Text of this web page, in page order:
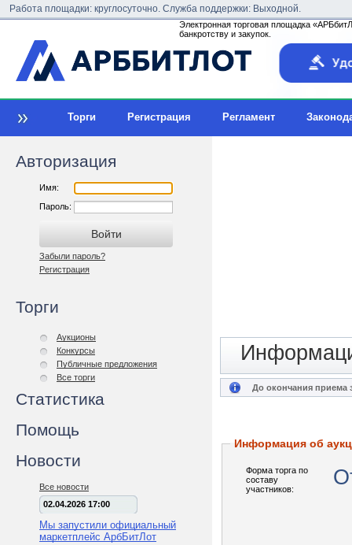
Работа площадки: круглосуточно. Служба поддержки: Выходной.
Электронная торговая площадка
банкротству и закупок.
Торги Регистрация Регламент
Авторизация
Имя:
Пароль:
Забыли пароль?
Регистрация
Торги
Аукционы
Конкурсы
Публичные предложения
Все торги
Статистика
Помощь
Новости
Все новости
02.04.2026 17:00
Мы запустили официальный
маркетплейс АрбБитЛот
До окончания приема
Информация об
Форма торга по
составу
участников: